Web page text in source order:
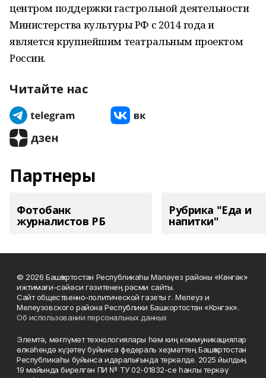
центром поддержки гастрольной деятельности
Министерства культуры РФ с 2014 года и
является крупнейшим театральным проектом
России.
Читайте нас
Партнеры
Фотобанк
журналистов РБ
Рубрика "Еда и
напитки"
© 2026 Башҡортостан Республикаһы Мәләүез районы «Көнгәк»
ижтимағи-сәйәси гәзитенең рәсми сайты.
Сайт общественно-политической газеты г. Мелеуз и
Мелеузовского района Республики Башкортостан «Конгэк».
Об использовании персональных данных
Элемтә, мәғлүмәт технологиялары һәм киң коммуникациялар
өлкәһендә күҙәтеү буйынса федераль хеҙмәттең Башҡортостан
Республикаһы буйынса идаралығында теркәлде. 2025 йылдың
19 майында бирелгән ПИ № ТУ 02-01832-се һанлы теркәү